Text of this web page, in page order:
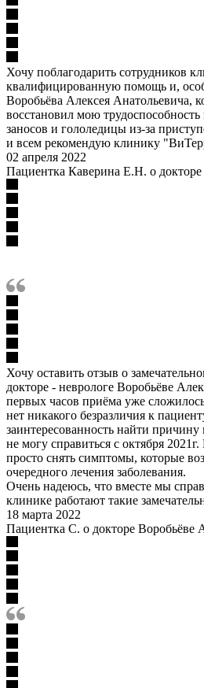
Хочу поблагодарить сотрудников
квалифицированную помощь и,
Воробьёва Алексея Анатольевича,
восстановил мою
заносов и гололедицы из-за
и всем рекомендую клинику
02 апреля 2022
Пациентка Каверина Е.Н. о
Хочу оставить отзыв о
докторе - неврологе Воробьёве
первых часов приёма уже
нет никакого безразличия к
заинтересованность найти
не могу справиться с октября
просто снять симптомы, которые
очередного лечения заболевания.
Очень надеюсь, что вместе мы
клинике работают такие
18 марта 2022
Пациентка С. о докторе Воробьёве